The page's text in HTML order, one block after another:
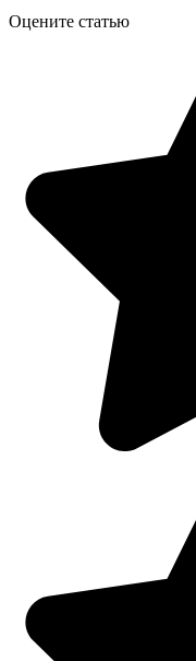
Оцените статью